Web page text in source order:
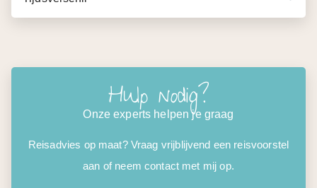
Hulp nodig?
Onze experts helpen je graag
Reisadvies op maat? Vraag vrijblijvend een reisvoorstel
aan of neem contact met mij op.